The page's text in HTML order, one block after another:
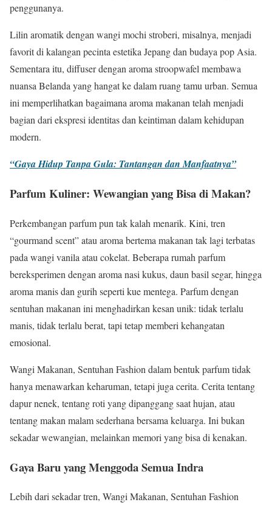
penggunanya.
Lilin aromatik dengan wangi mochi stroberi, misalnya, menjadi
favorit di kalangan pecinta estetika Jepang dan budaya pop Asia.
Sementara itu, diffuser dengan aroma stroopwafel membawa
nuansa Belanda yang hangat ke dalam ruang tamu urban. Semua
ini memperlihatkan bagaimana aroma makanan telah menjadi
bagian dari ekspresi identitas dan keintiman dalam kehidupan
modern.
“Gaya Hidup Tanpa Gula: Tantangan dan Manfaatnya”
Parfum Kuliner: Wewangian yang Bisa di Makan?
Perkembangan parfum pun tak kalah menarik. Kini, tren
“gourmand scent” atau aroma bertema makanan tak lagi terbatas
pada wangi vanila atau cokelat. Beberapa rumah parfum
bereksperimen dengan aroma nasi kukus, daun basil segar, hingga
aroma manis dan gurih seperti kue mentega. Parfum dengan
sentuhan makanan ini menghadirkan kesan unik: tidak terlalu
manis, tidak terlalu berat, tapi tetap memberi kehangatan
emosional.
Wangi Makanan, Sentuhan Fashion dalam bentuk parfum tidak
hanya menawarkan keharuman, tetapi juga cerita. Cerita tentang
dapur nenek, tentang roti yang dipanggang saat hujan, atau
tentang makan malam sederhana bersama keluarga. Ini bukan
sekadar wewangian, melainkan memori yang bisa di kenakan.
Gaya Baru yang Menggoda Semua Indra
Lebih dari sekadar tren, Wangi Makanan, Sentuhan Fashion